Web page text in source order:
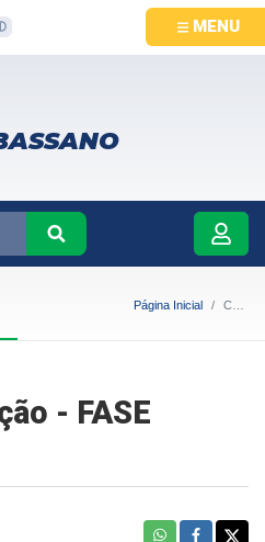
MENU
Página Inicial Covid - Vacinação
- FASE